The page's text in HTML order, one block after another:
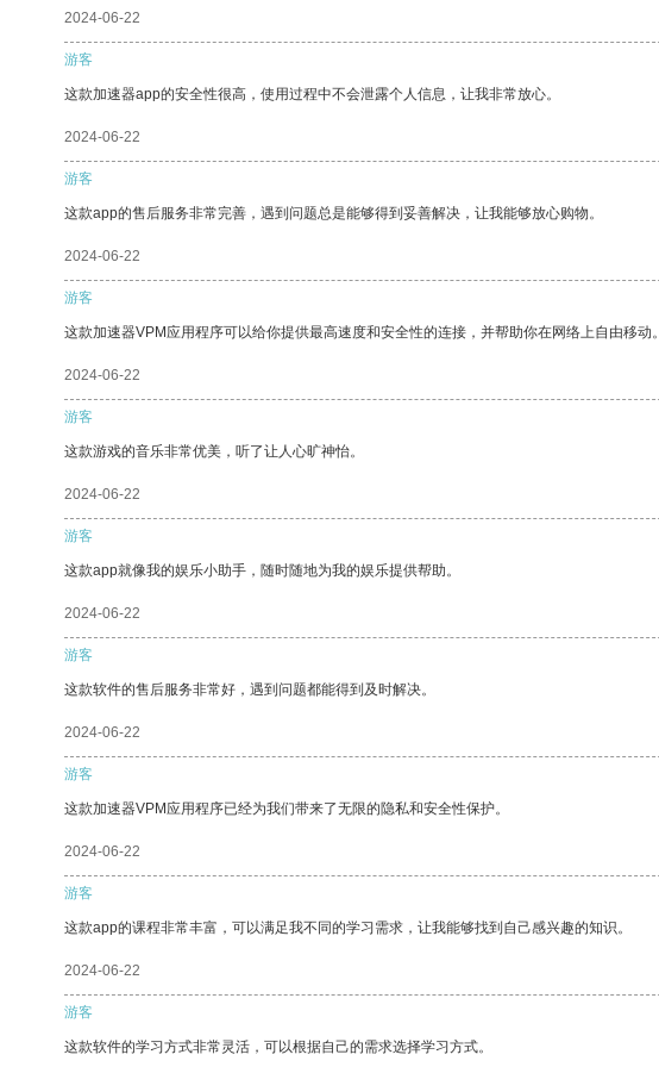
2024-06-22
游客
这款加速器app的安全性很高，使用过程中不会泄露个人信息，让我非常放心。
2024-06-22
游客
这款app的售后服务非常完善，遇到问题总是能够得到妥善解决，让我能够放心购物。
2024-06-22
游客
这款加速器VPM应用程序可以给你提供最高速度和安全性的连接，并帮助你在网络上自由移动。
2024-06-22
游客
这款游戏的音乐非常优美，听了让人心旷神怡。
2024-06-22
游客
这款app就像我的娱乐小助手，随时随地为我的娱乐提供帮助。
2024-06-22
游客
这款软件的售后服务非常好，遇到问题都能得到及时解决。
2024-06-22
游客
这款加速器VPM应用程序已经为我们带来了无限的隐私和安全性保护。
2024-06-22
游客
这款app的课程非常丰富，可以满足我不同的学习需求，让我能够找到自己感兴趣的知识。
2024-06-22
游客
这款软件的学习方式非常灵活，可以根据自己的需求选择学习方式。